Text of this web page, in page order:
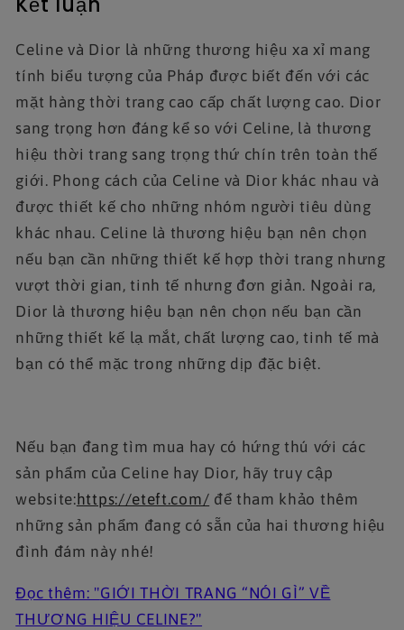
Celine và Dior là những thương hiệu xa xỉ mang
tính biểu tượng của Pháp được biết đến với các
mặt hàng thời trang cao cấp chất lượng cao. Dior
sang trọng hơn đáng kể so với Celine, là thương
hiệu thời trang sang trọng thứ chín trên toàn thế
giới. Phong cách của Celine và Dior khác nhau và
được thiết kế cho những nhóm người tiêu dùng
khác nhau. Celine là thương hiệu bạn nên chọn
nếu bạn cần những thiết kế hợp thời trang nhưng
vượt thời gian, tinh tế nhưng đơn giản. Ngoài ra,
Dior là thương hiệu bạn nên chọn nếu bạn cần
những thiết kế lạ mắt, chất lượng cao, tinh tế mà
bạn có thể mặc trong những dịp đặc biệt.
Nếu bạn đang tìm mua hay có hứng thú với các
sản phẩm của Celine hay Dior, hãy truy cập
website: https://eteft.com/ để tham khảo thêm
những sản phẩm đang có sẵn của hai thương hiệu
đình đám này nhé!
Đọc thêm: "GIỚI THỜI TRANG “NÓI GÌ” VỀ
THƯƠNG HIỆU CELINE?"